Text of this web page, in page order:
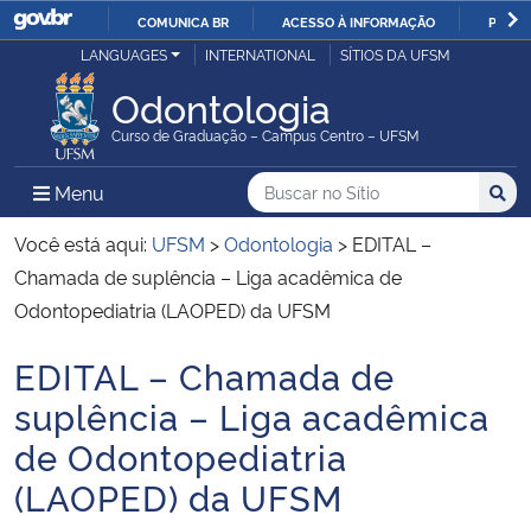
IR
O
COMUNICA BR ACESSO À INFORMAÇÃO
Ministério da Justiça e Segurança Pública
Ministério da Defesa
Ministério das Relações Exteriores
Ministério da Economia
Ministério da Infraestrutura
Ministério da Agricultura, Pecuária e Abastecimento
Ministério da Educação
LANGUAGES INTERNATIONAL SÍTIOS DA UFSM
Odontologia
Curso de Graduação – Campus Centro – UFSM
Menu Menu Principal do Sítio
Busca
Buscar no no Sítio
Busca:
Você está aqui: UFSM >Odontologia > EDITAL –
Chamada de suplência – Liga acadêmica de
Odontopediatria (LAOPED) da UFSM
Início do conteúdo
EDITAL – Chamada de
suplência – Liga acadêmica
de Odontopediatria
(LAOPED) da UFSM